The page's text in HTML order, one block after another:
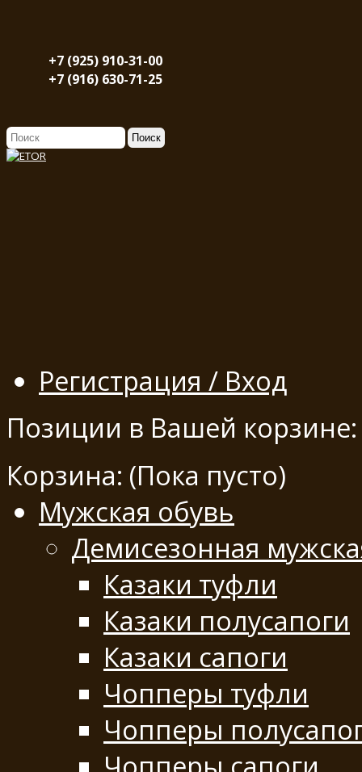
+7 (925) 910-31-00
+7 (916) 630-71-25
Регистрация / Вход
Позиции в Вашей корзине:
Корзина: (Пока пусто)
Мужская обувь
Демисезонная
Казаки туфли
Казаки полусапоги
Казаки сапоги
Чопперы туфли
Чопперы